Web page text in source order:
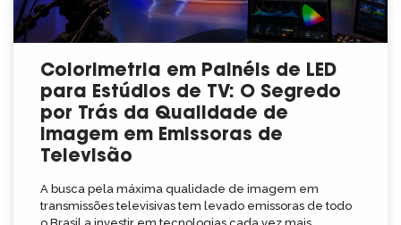
Colorimetria em Painéis de LED
para Estúdios de TV: O Segredo
por Trás da Qualidade de
Imagem em Emissoras de
Televisão
A busca pela máxima qualidade de imagem em
transmissões televisivas tem levado emissoras de todo